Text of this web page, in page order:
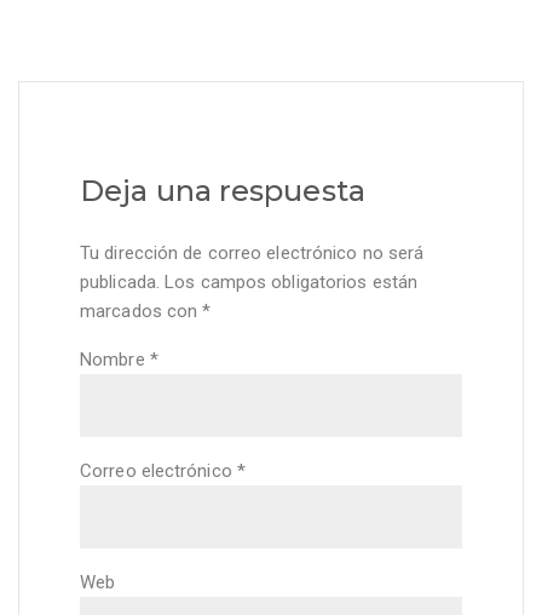
Deja una respuesta
Tu dirección de correo electrónico no será
publicada. Los campos obligatorios están
marcados con*
Nombre *
Correo electrónico *
Web